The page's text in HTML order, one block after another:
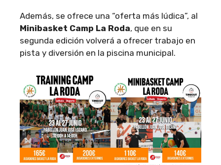
Además, se ofrece una “oferta más lúdica”, al
Minibasket Camp La Roda, que en su
segunda edición volverá a ofrecer trabajo en
pista y diversión en la piscina municipal.